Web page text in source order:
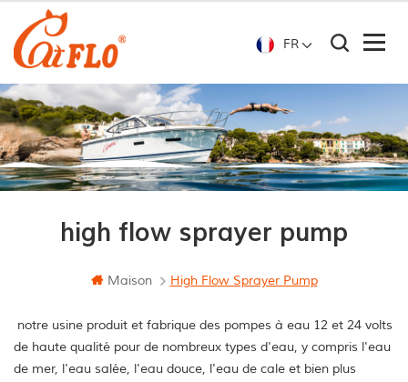
FR
high flow sprayer pump
Maison High Flow Sprayer Pump
notre usine produit et fabrique des pompes à eau 12 et 24 volts
de haute qualité pour de nombreux types d'eau, y compris l'eau
de mer, l'eau salée, l'eau douce, l'eau de cale et bien plus